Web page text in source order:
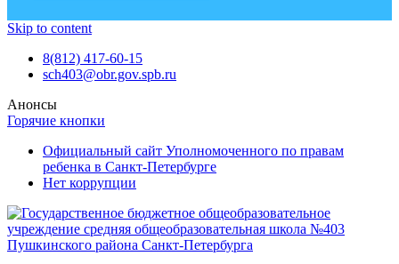
Skip to content
8(812) 417-60-15
sch403@obr.gov.spb.ru
Анонсы
Горячие кнопки
Официальный сайт Уполномоченного по правам
ребенка в Санкт-Петербурге
Нет коррупции